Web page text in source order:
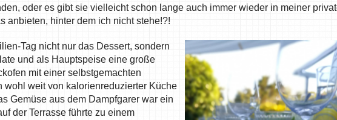
oder es gibt sie vielleicht schon lange auch immer wieder in meiner
anbieten, hinter dem ich nicht stehe!?!
Tag nicht nur das Dessert, sondern
und als Hauptspeise eine große
mit einer selbstgemachten
wohl weit von kalorienreduzierter Küche
Gemüse aus dem Dampfgarer war ein
der Terrasse führte zu einem